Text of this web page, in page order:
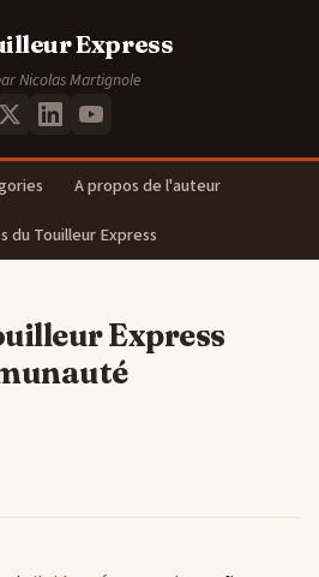
Express
Nicolas Martignole
A propos de l'auteur
du Touilleur Express
Express